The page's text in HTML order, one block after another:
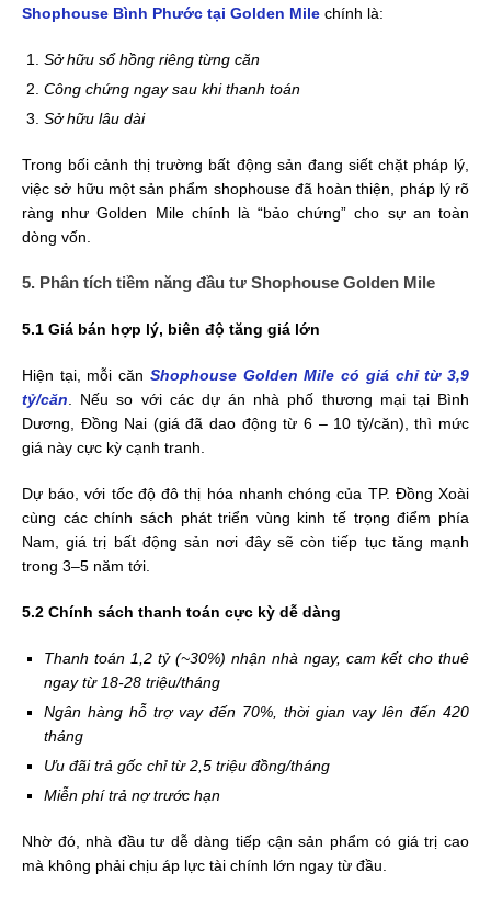
Shophouse Bình Phước tại Golden Mile chính là:
Sở hữu sổ hồng riêng từng căn
Công chứng ngay sau khi thanh toán
Sở hữu lâu dài
Trong bối cảnh thị trường bất động sản đang siết chặt pháp lý,
việc sở hữu một sản phẩm shophouse đã hoàn thiện, pháp lý rõ
ràng như Golden Mile chính là “bảo chứng” cho sự an toàn
dòng vốn.
5. Phân tích tiềm năng đầu tư Shophouse Golden Mile
5.1 Giá bán hợp lý, biên độ tăng giá lớn
Hiện tại, mỗi căn Shophouse Golden Mile có giá chỉ từ 3,9
tỷ/căn . Nếu so với các dự án nhà phố thương mại tại Bình
Dương, Đồng Nai (giá đã dao động từ 6 – 10 tỷ/căn), thì mức
giá này cực kỳ cạnh tranh.
Dự báo, với tốc độ đô thị hóa nhanh chóng của TP. Đồng Xoài
cùng các chính sách phát triển vùng kinh tế trọng điểm phía
Nam, giá trị bất động sản nơi đây sẽ còn tiếp tục tăng mạnh
trong 3–5 năm tới.
5.2 Chính sách thanh toán cực kỳ dễ dàng
Thanh toán 1,2 tỷ (~30%) nhận nhà ngay, cam kết cho thuê
ngay từ 18-28 triệu/tháng
Ngân hàng hỗ trợ vay đến 70%, thời gian vay lên đến 420
tháng
Ưu đãi trả gốc chỉ từ 2,5 triệu đồng/tháng
Miễn phí trả nợ trước hạn
Nhờ đó, nhà đầu tư dễ dàng tiếp cận sản phẩm có giá trị cao
mà không phải chịu áp lực tài chính lớn ngay từ đầu.